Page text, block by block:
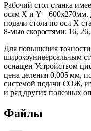
Рабочий стол станка
осям Х и Y – 600х270мм.
подачи стола по оси X
8-мью скоростями: 16,
Для повышения точности
широкоуниверсальным
оснащен Устройством
цена деления 0,005 мм,
системой подачи СОЖ,
и ряд других полезных
Файлы